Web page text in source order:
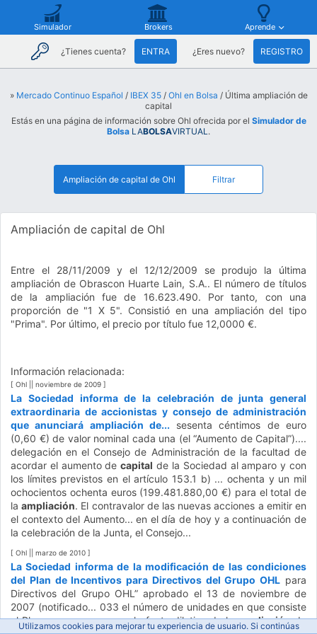
Simulador Brokers Aprende
¿Tienes cuenta? ENTRA ¿Eres nuevo? REGISTRO
» Mercado Continuo Español / IBEX 35/ Ohl en Bolsa / Última ampliación de
capital
Estás en una página de información sobre Ohl ofrecida por el Simulador de
Bolsa LABOLSAVIRTUAL.
Ampliación de capital de Ohl Filtrar
Ampliación de capital de Ohl
Entre el 28/11/2009 y el 12/12/2009 se produjo la última
ampliación de Obrascon Huarte Lain, S.A.. El número de títulos
de la ampliación fue de 16.623.490. Por tanto, con una
proporción de "1 X 5". Consistió en una ampliación del tipo
"Prima". Por último, el precio por título fue 12,0000 €.
Información relacionada:
[ Ohl || noviembre de 2009 ]
La Sociedad informa de la celebración de junta general
extraordinaria de accionistas y consejo de administración
que anunciará ampliación de... sesenta céntimos de euro
(0,60 €) de valor nominal cada una (el “Aumento de Capital”)....
delegación en el Consejo de Administración de la facultad de
acordar el aumento decapital de la Sociedad al amparo y con
los límites previstos en el artículo 153.1 b) ... ochenta y un mil
ochocientos ochenta euros (199.481.880,00 €) para el total de
laampliación. El contravalor de las nuevas acciones a emitir en
el contexto del Aumento... en el día de hoy y a continuación de
la celebración de la Junta, el Consejo...
[ Ohl || marzo de 2010 ]
La Sociedad informa de la modificación de las condiciones
del Plan de Incentivos para Directivos del Grupo OHL para
Directivos del Grupo OHL” aprobado el 13 de noviembre de
2007 (notificado... 033 el número de unidades en que consiste
el Plan, para compensar el efecto dilutivo de laampliaciónde
Utilizamos cookies para mejorar tu experiencia de usuario. Si continúas